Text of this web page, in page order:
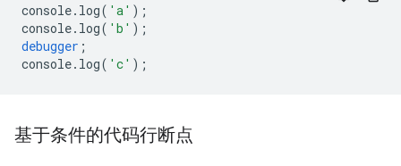
console. log( 'a' );
console. log( 'b' );
debugger ;
console. log( 'c' );
基于条件的代码行断点